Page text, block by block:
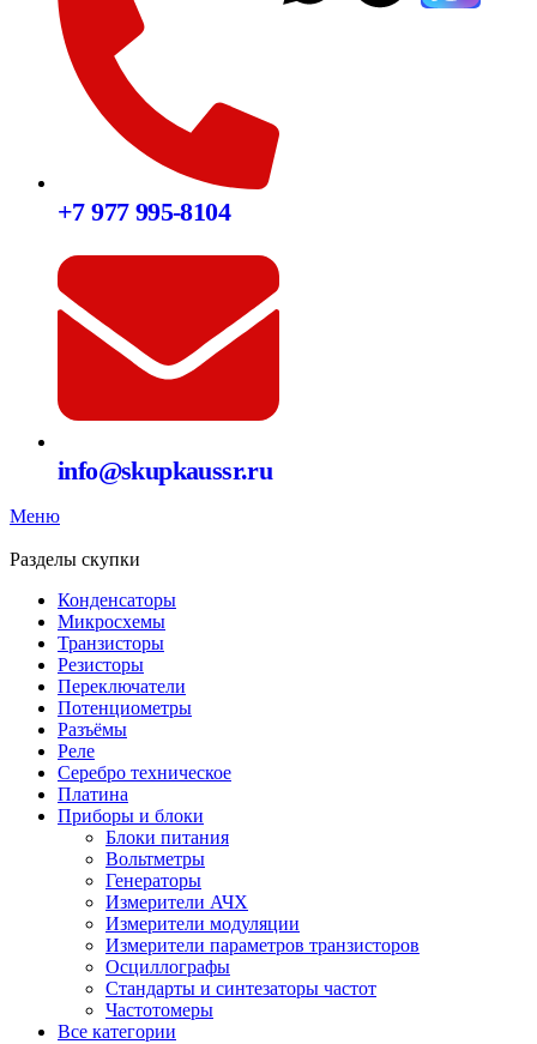
+7 977 995-8104
info@skupkaussr.ru
Меню
Разделы скупки
Конденсаторы
Микросхемы
Транзисторы
Резисторы
Переключатели
Потенциометры
Разъёмы
Реле
Серебро техническое
Платина
Приборы и блоки
Блоки питания
Вольтметры
Генераторы
Измерители АЧХ
Измерители модуляции
Измерители параметров транзисторов
Осциллографы
Стандарты и синтезаторы частот
Частотомеры
Все категории